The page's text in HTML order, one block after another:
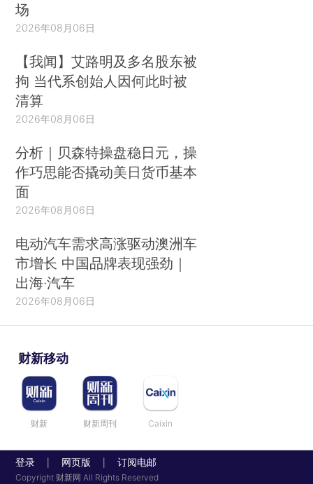
场
2026年08月06日
【我闻】艾路明及多名股东被
拘 当代系创始人因何此时被
清算
2026年08月06日
分析｜贝森特操盘稳日元，操
作巧思能否撬动美日货币基本
面
2026年08月06日
电动汽车需求高涨驱动澳洲车
市增长 中国品牌表现强劲｜
出海·汽车
2026年08月06日
财新移动
财新 财新周刊 Caixin
登录 网页版 订阅电邮
Copyright 财新网 All Rights Reserved